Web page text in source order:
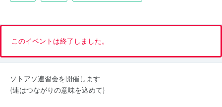
このイベントは終了しました。
ソトアソ連習会を開催します
(連はつながりの意味を込めて)